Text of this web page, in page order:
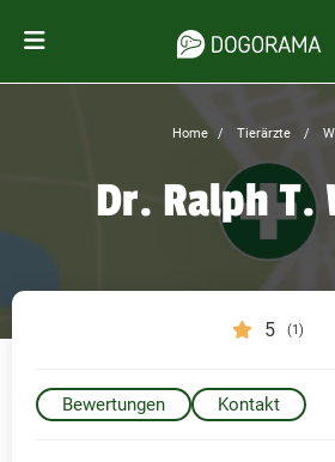
Home Tierärzte
Dr. Ralph T.
5 (1)
Bewertungen Kontakt